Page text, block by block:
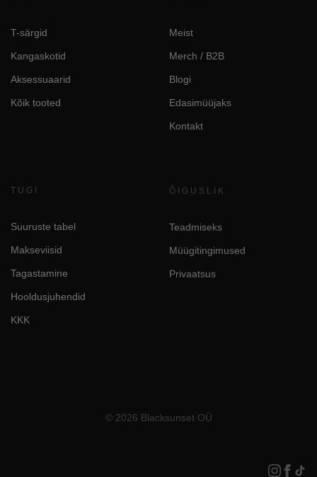
T-särgid
Kangaskotid
Aksessuaarid
Kõik tooted
Meist
Merch / B2B
Blogi
Edasimüüjaks
Kontakt
TUGI
Suuruste tabel
Makseviisid
Tagastamine
Hooldusjuhendid
KKK
ÕIGUSLIK
Teadmiseks
Müügitingimused
Privaatsus
© 2026 Blacksunset OÜ